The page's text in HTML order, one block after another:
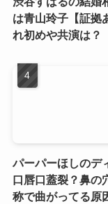
は青山玲子【証拠
れ初めや共演は？
パーパーほしのデ
口唇口蓋裂？鼻の
称で曲がってる原